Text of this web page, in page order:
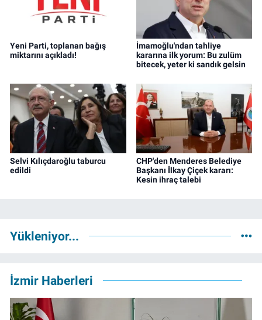
Yeni Parti, toplanan bağış
miktarını açıkladı!
İmamoğlu'ndan tahliye
kararına ilk yorum: Bu zulüm
bitecek, yeter ki sandık gelsin
Selvi Kılıçdaroğlu taburcu
edildi
CHP'den Menderes Belediye
Başkanı İlkay Çiçek kararı:
Kesin ihraç talebi
Yükleniyor...
İzmir Haberleri